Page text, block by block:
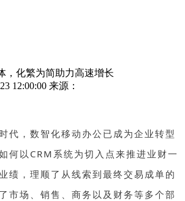
，化繁为简助力高速增长
12:00:00 来源：
代，数智化移动办公已成为企业转型
何以CRM系统为切入点来推进业财一
绩，理顺了从线索到最终交易成单的
市场、销售、商务以及财务等多个部